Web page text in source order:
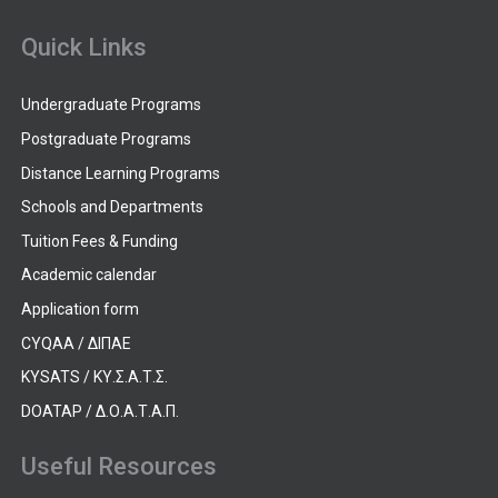
Quick Links
Undergraduate Programs
Postgraduate Programs
Distance Learning Programs
Schools and Departments
Tuition Fees & Funding
Academic calendar
Application form
CYQAA / ΔΙΠΑΕ
KYSATS / ΚΥ.Σ.Α.Τ.Σ.
DOATAP / Δ.Ο.Α.Τ.Α.Π.
Useful Resources